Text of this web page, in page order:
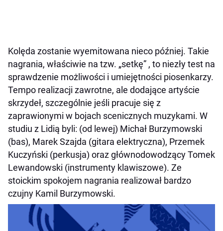
Kolęda zostanie wyemitowana nieco później. Takie
nagrania, właściwie na tzw. „setkę” , to niezły test na
sprawdzenie możliwości i umiejętności piosenkarzy.
Tempo realizacji zawrotne, ale dodające artyście
skrzydeł, szczególnie jeśli pracuje się z
zaprawionymi w bojach scenicznych muzykami. W
studiu z Lidią byli: (od lewej) Michał Burzymowski
(bas), Marek Szajda (gitara elektryczna), Przemek
Kuczyński (perkusja) oraz głównodowodzący Tomek
Lewandowski (instrumenty klawiszowe). Ze
stoickim spokojem nagrania realizował bardzo
czujny Kamil Burzymowski.